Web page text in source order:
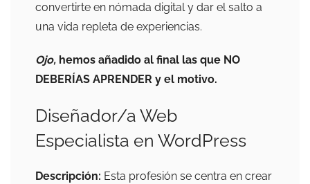
convertirte en nómada digital y dar el salto a
una vida repleta de experiencias.
Ojo, hemos añadido al final las que NO
DEBERÍAS APRENDER y el motivo.
Diseñador/a Web
Especialista en WordPress
Descripción: Esta profesión se centra en crear